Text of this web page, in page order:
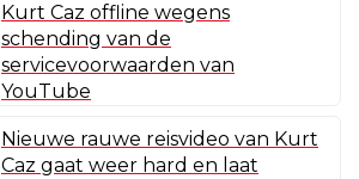
Kurt Caz offline wegens
schending van de
servicevoorwaarden van
YouTube
Nieuwe rauwe reisvideo van Kurt
Caz gaat weer hard en laat